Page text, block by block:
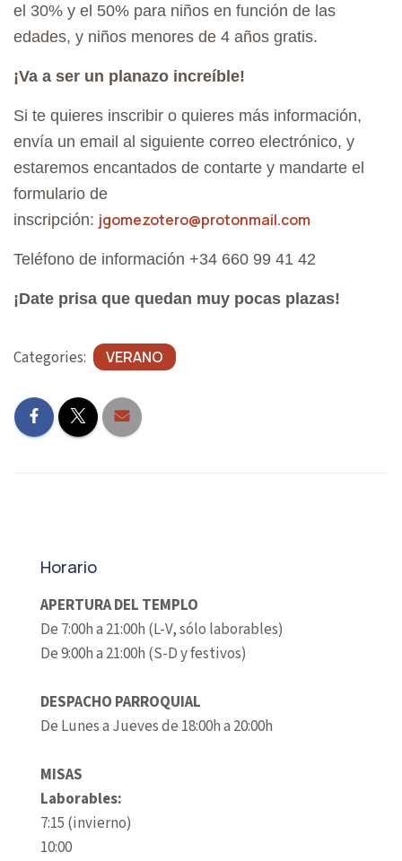
el 30% y el 50% para niños en función de las
edades, y niños menores de 4 años gratis.
¡Va a ser un planazo increíble!
Si te quieres inscribir o quieres más información,
envía un email al siguiente correo electrónico, y
estaremos encantados de contarte y mandarte el
formulario de
inscripción: jgomezotero@protonmail.com
Teléfono de información +34 660 99 41 42
¡Date prisa que quedan muy pocas plazas!
Categories: VERANO
Horario
APERTURA DEL TEMPLO
De 7:00h a 21:00h (L-V, sólo laborables)
De 9:00h a 21:00h (S-D y festivos)
DESPACHO PARROQUIAL
De Lunes a Jueves de 18:00h a 20:00h
MISAS
Laborables:
7:15 (invierno)
10:00